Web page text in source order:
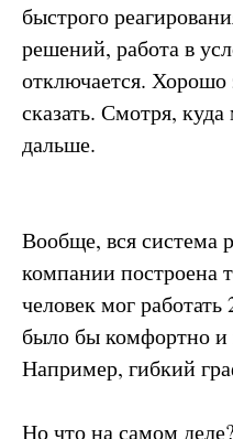
быстрого
решений, работа в
отключается.
сказать. Смотря,
дальше.
Вообще, вся система
компании построена
человек мог
было бы комфортно и
Например, гибкий
Но что на самом